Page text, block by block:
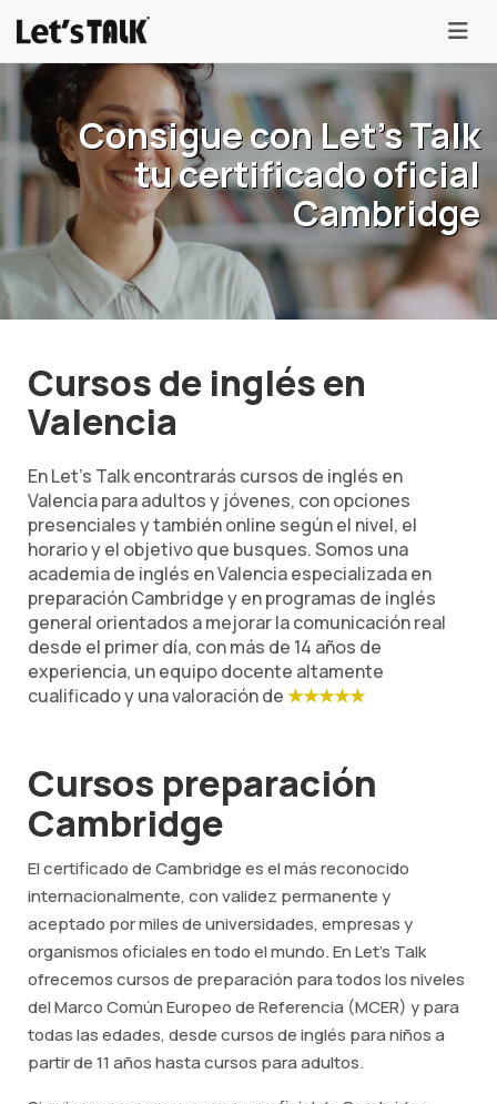
menu
Consigue con Let's Talk
tu certificado oficial
Cambridge
Cursos de inglés en
Valencia
En Let's Talk encontrarás cursos de inglés en
Valencia para adultos y jóvenes, con opciones
presenciales y también online según el nivel, el
horario y el objetivo que busques. Somos una
academia de inglés en Valencia especializada en
preparación Cambridge y en programas de inglés
general orientados a mejorar la comunicación real
desde el primer día, con más de 14 años de
experiencia, un equipo docente altamente
cualificado y una valoración de★★★★★
Cursos preparación
Cambridge
El certificado de Cambridge es el más reconocido
internacionalmente, con validez permanente y
aceptado por miles de universidades, empresas y
organismos oficiales en todo el mundo. En Let's Talk
ofrecemos cursos de preparación para todos los niveles
del Marco Común Europeo de Referencia (MCER) y para
todas las edades, desde cursos de inglés para niños a
partir de 11 años hasta cursos para adultos.